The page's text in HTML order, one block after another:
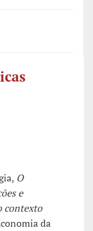
O
e
contexto
da